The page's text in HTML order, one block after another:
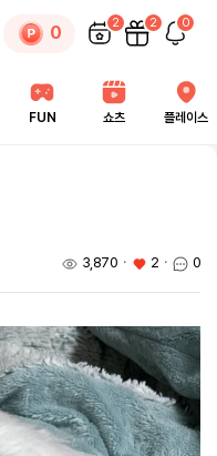
0 2 2 0
FUN 쇼츠 플레이스
3,870 ㆍ 2 ㆍ 0